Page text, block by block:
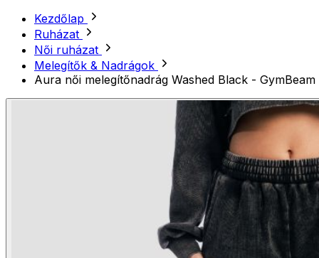
Kezdőlap
Ruházat
Női ruházat
Melegítők & Nadrágok
Aura női melegítőnadrág Washed Black - GymBeam